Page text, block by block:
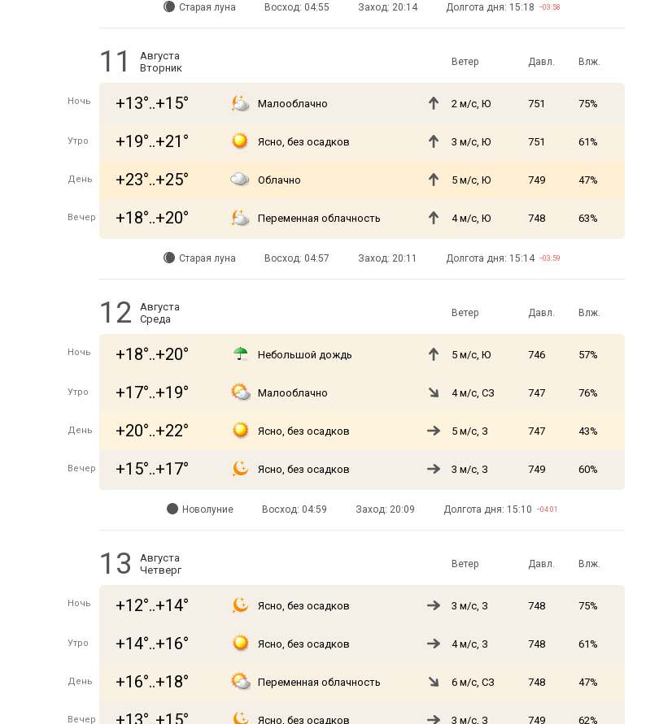
Старая луна Восход: 04:55 Заход: 20:14 Долгота дня: 15:18 −03:58
11
Августа
Вторник
Ветер Давл. Влж.
Ночь +13°..+15° Малооблачно 2 м/с, Ю 751 75%
Утро +19°..+21° Ясно, без осадков 3 м/с, Ю 751 61%
День +23°..+25° Облачно 5 м/с, Ю 749 47%
Вечер +18°..+20° Переменная облачность 4 м/с, Ю 748 63%
Старая луна Восход: 04:57 Заход: 20:11 Долгота дня: 15:14 −03:59
12
Августа
Среда
Ветер Давл. Влж.
Ночь +18°..+20° Небольшой дождь 5 м/с, Ю 746 57%
Утро +17°..+19° Малооблачно 4 м/с, СЗ 747 76%
День +20°..+22° Ясно, без осадков 5 м/с, З 747 43%
Вечер +15°..+17° Ясно, без осадков 3 м/с, З 749 60%
Новолуние Восход: 04:59 Заход: 20:09 Долгота дня: 15:10 −04:01
13
Августа
Четверг
Ветер Давл. Влж.
Ночь +12°..+14° Ясно, без осадков 3 м/с, З 748 75%
Утро +14°..+16° Ясно, без осадков 4 м/с, З 748 61%
День +16°..+18° Переменная облачность 6 м/с, СЗ 748 47%
Вечер +13°..+15° Ясно, без осадков 3 м/с, З 749 62%